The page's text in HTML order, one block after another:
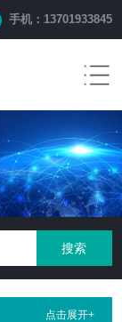
手机：13701933845
点击展开+